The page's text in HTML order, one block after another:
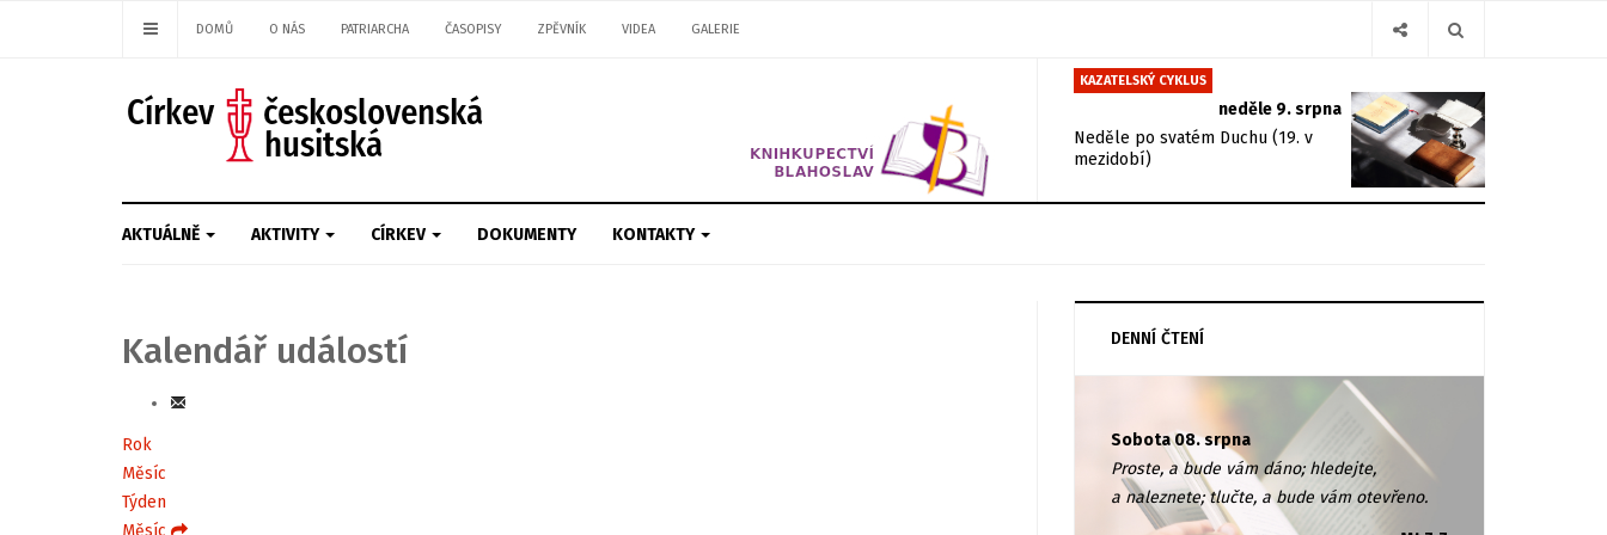
DOMŮ O NÁS PATRIARCHA ČASOPISY ZPĚVNÍK VIDEA GALERIE
KAZATELSKÝ CYKLUS
neděle 9. srpna
Neděle po svatém Duchu (19. v
mezidobí)
AKTUÁLNĚ AKTIVITY CÍRKEV DOKUMENTY KONTAKTY
Kalendář událostí
Rok
Měsíc
Týden
Měsíc
DENNÍ ČTENÍ
Sobota 08. srpna
Proste, a bude vám dáno; hledejte,
a naleznete; tlučte, a bude vám otevřeno.